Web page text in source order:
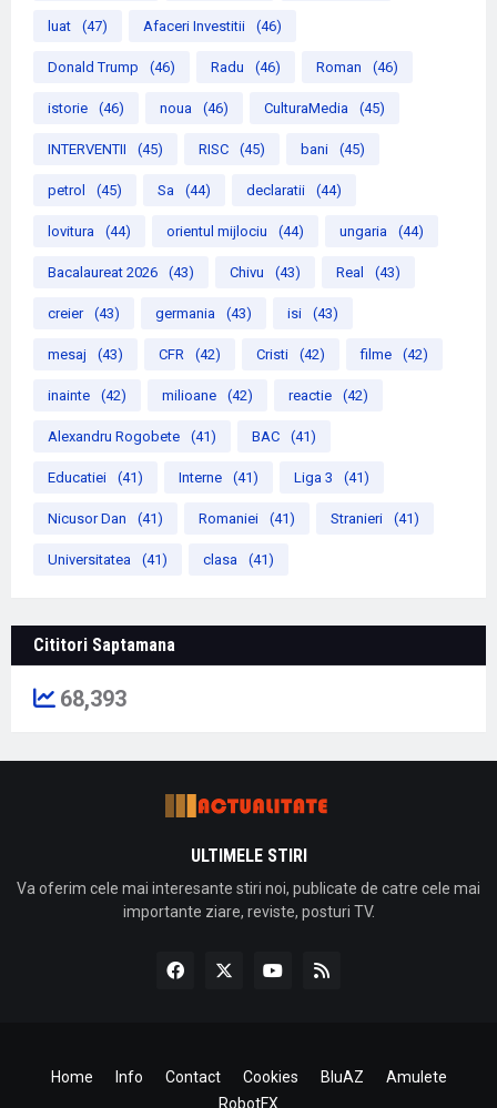
luat (47) Afaceri Investitii (46)
Donald Trump (46) Radu (46) Roman (46)
istorie (46) noua (46) CulturaMedia (45)
INTERVENTII (45) RISC (45) bani (45)
petrol (45) Sa (44) declaratii (44)
lovitura (44) orientul mijlociu (44) ungaria (44)
Bacalaureat 2026 (43) Chivu (43) Real (43)
creier (43) germania (43) isi (43)
mesaj (43) CFR (42) Cristi (42) filme (42)
inainte (42) milioane (42) reactie (42)
Alexandru Rogobete (41) BAC (41)
Educatiei (41) Interne (41) Liga 3 (41)
Nicusor Dan (41) Romaniei (41) Stranieri (41)
Universitatea (41) clasa (41)
Cititori Saptamana
68,393
ULTIMELE STIRI
Va oferim cele mai interesante stiri noi, publicate de catre cele mai
importante ziare, reviste, posturi TV.
Home Info Contact Cookies BluAZ
Amulete
RobotFX